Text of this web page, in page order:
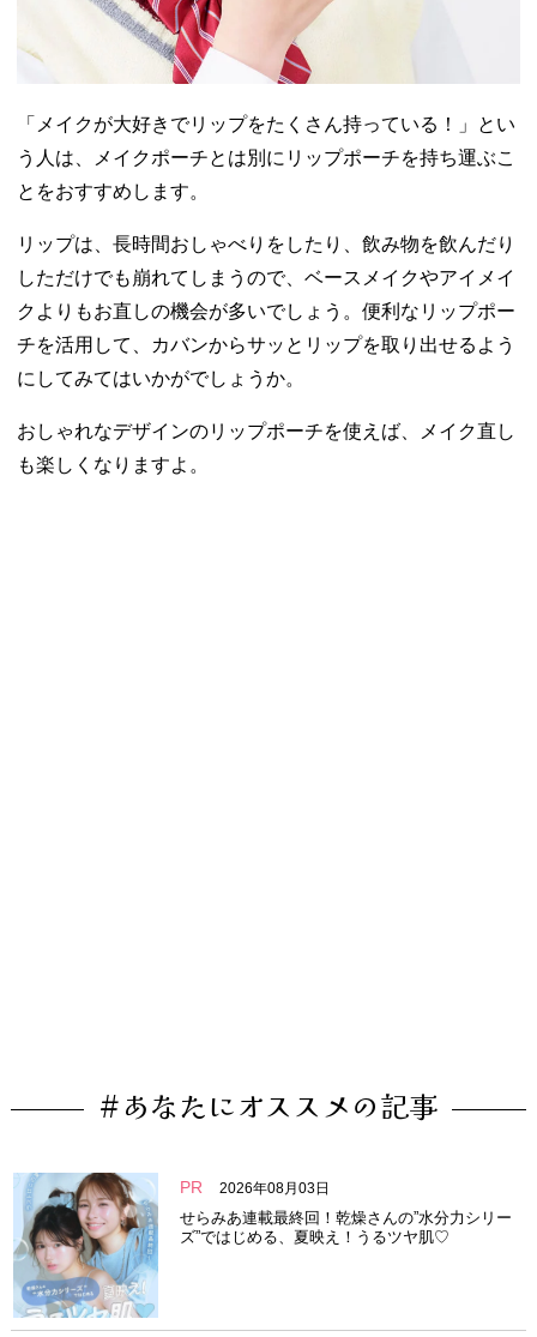
「メイクが大好きでリップをたくさん持っている！」とい
う人は、メイクポーチとは別にリップポーチを持ち運ぶこ
とをおすすめします。
リップは、長時間おしゃべりをしたり、飲み物を飲んだり
しただけでも崩れてしまうので、ベースメイクやアイメイ
クよりもお直しの機会が多いでしょう。便利なリップポー
チを活用して、カバンからサッとリップを取り出せるよう
にしてみてはいかがでしょうか。
おしゃれなデザインのリップポーチを使えば、メイク直し
も楽しくなりますよ。
#あなたにオススメの記事
PR 2026年08月03日
せらみあ連載最終回！乾燥さんの”水分力シリー
ズ”ではじめる、夏映え！うるツヤ肌♡